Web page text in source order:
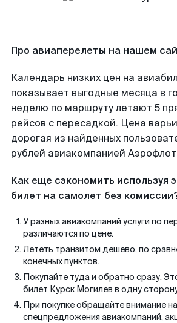
Про авиаперелеты на нашем
Календарь низких цен на
показывает выгодные месяца в
неделю по маршруту летают 5
рейсов с пересадкой. Цена
дорогая из найденных
рублей авиакомпанией
Как еще сэкономить используя
билет на самолет без
У разных авиакомпаний услуги по
различаются по цене.
Лететь транзитом дешево, по
конечных пунктов.
Покупайте туда и обратно сразу.
билет Курск Могилев в одну
При покупке обращайте внимание
спецпредложения авиакомпаний,